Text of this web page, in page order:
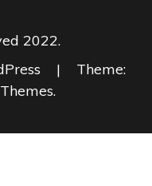
2022.
|
Theme:
.